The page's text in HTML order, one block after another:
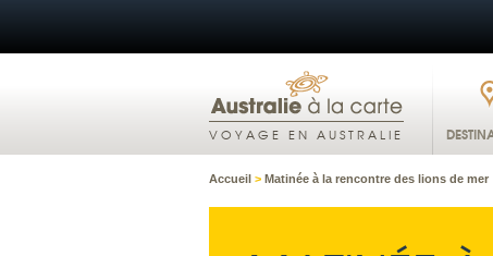
VOYAGE EN AUSTRALIE
Accueil > Matinée à la rencontre des lions de mer